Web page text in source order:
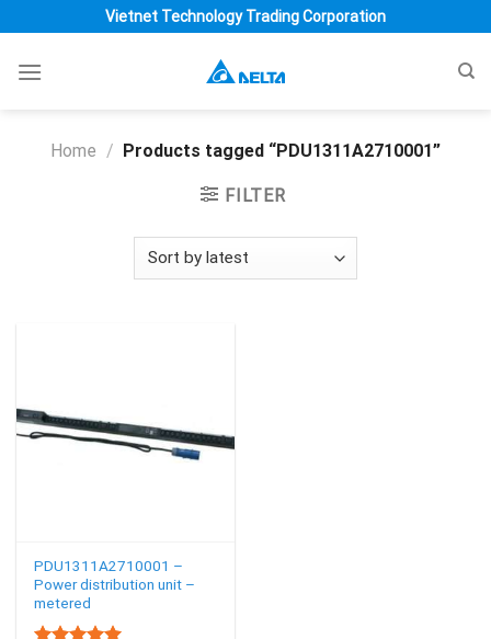
to
content
Vietnet Technology Trading Corporation
Home / Products tagged “PDU1311A2710001”
FILTER
PDU1311A2710001 –
Power distribution unit –
metered